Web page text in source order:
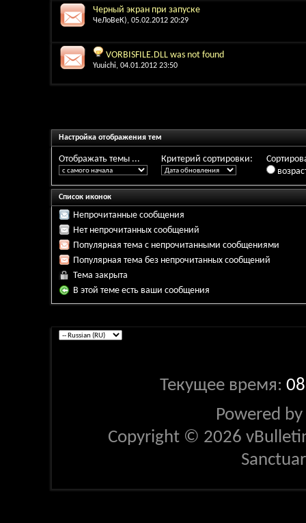
Черный экран при запуске
ЧеЛоВеК), 05.02.2012 20:29
VORBISFILE.DLL was not found
Yuuichi, 04.01.2012 23:50
Настройка отображения тем
Отображать темы ... Критерий сортировки:
Список иконок
Непрочитанные сообщения
Нет непрочитанных сообщений
Популярная тема с непрочитанными сообщениями
Популярная тема без непрочитанных сообщений
Тема закрыта
В этой теме есть ваши сообщения
Текущее время:
Powered by
Copyright © 2026